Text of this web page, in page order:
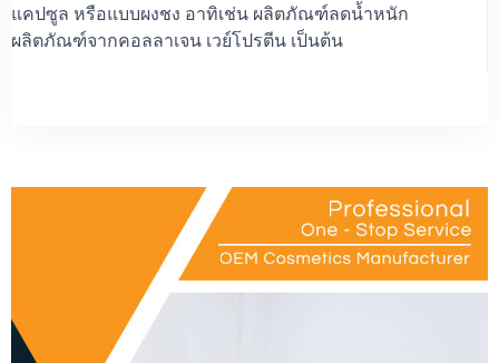
แคปซูล หรือแบบผงชง อาทิเช่น ผลิตภัณฑ์ลดน้ำหนัก
ผลิตภัณฑ์จากคอลลาเจน เวย์โปรตีน เป็นต้น